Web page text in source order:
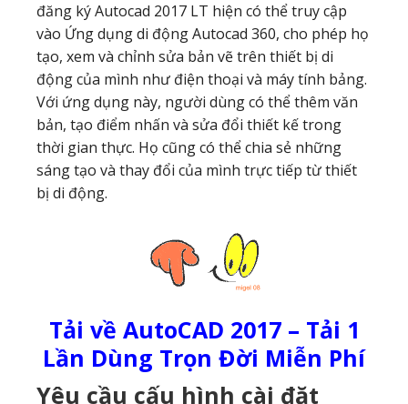
đăng ký Autocad 2017 LT hiện có thể truy cập
vào Ứng dụng di động Autocad 360, cho phép họ
tạo, xem và chỉnh sửa bản vẽ trên thiết bị di
động của mình như điện thoại và máy tính bảng.
Với ứng dụng này, người dùng có thể thêm văn
bản, tạo điểm nhấn và sửa đổi thiết kế trong
thời gian thực. Họ cũng có thể chia sẻ những
sáng tạo và thay đổi của mình trực tiếp từ thiết
bị di động.
Tải về AutoCAD 2017 – Tải 1
Lần Dùng Trọn Đời Miễn Phí
Yêu cầu cấu hình cài đặt